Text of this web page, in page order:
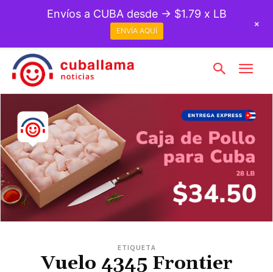
ETIQUETA
Vuelo 4345 Frontier
Envíos a CUBA desde → $1.79 x LB
ENVÍA AQUÍ
+